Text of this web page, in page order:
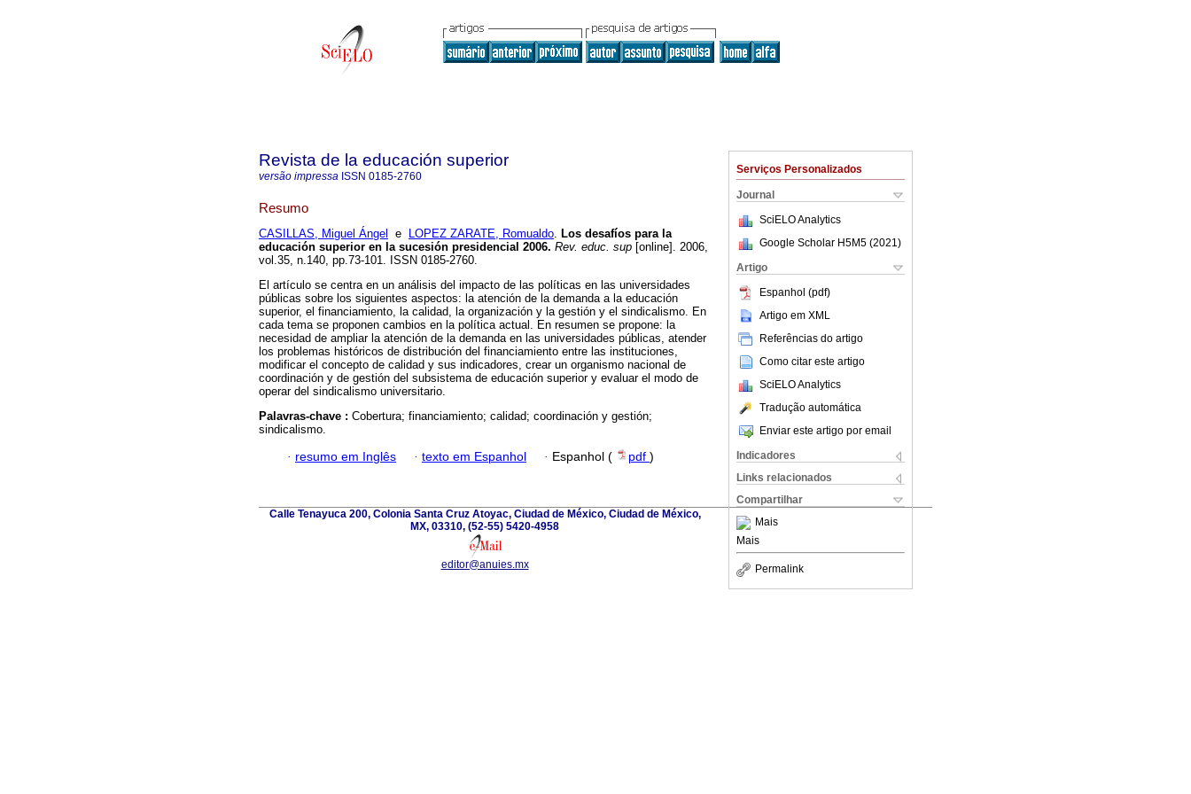
Serviços Personalizados
Journal
SciELO Analytics
Google Scholar H5M5 (2021 )
Artigo
Espanhol (pdf)
Artigo em XML
Referências do artigo
Como citar este artigo
SciELO Analytics
Tradução automática
Enviar este artigo por email
Indicadores
Links relacionados
Compartilhar
Mais
Mais
Permalink
Revista de la educación superior
versão impressa ISSN 0185-2760
Resumo
CASILLAS, Miguel Ángel e LOPEZ ZARATE, Romualdo. Los desafíos para la
educación superior en la sucesión presidencial 2006. Rev. educ. sup [online]. 2006,
vol.35, n.140, pp.73-101. ISSN 0185-2760.
El artículo se centra en un análisis del impacto de las políticas en las universidades
públicas sobre los siguientes aspectos: la atención de la demanda a la educación
superior, el financiamiento, la calidad, la organización y la gestión y el sindicalismo. En
cada tema se proponen cambios en la política actual. En resumen se propone: la
necesidad de ampliar la atención de la demanda en las universidades públicas, atender
los problemas históricos de distribución del financiamiento entre las instituciones,
modificar el concepto de calidad y sus indicadores, crear un organismo nacional de
coordinación y de gestión del subsistema de educación superior y evaluar el modo de
operar del sindicalismo universitario.
Palavras-chave : Cobertura; financiamiento; calidad; coordinación y gestión;
sindicalismo.
· resumo em Inglês · texto em Espanhol · Espanhol ( pdf )
Calle Tenayuca 200, Colonia Santa Cruz Atoyac, Ciudad de México, Ciudad de México,
MX, 03310, (52-55) 5420-4958
editor@anuies.mx